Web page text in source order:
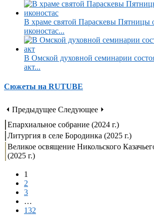
В храме святой Параскевы Пятницы
иконостас...
В Омской духовной семинарии
акт...
Сюжеты на RUTUBE
⏴ Предыдущее Следующее ⏵
Епархиальное собрание (2024 г.)
Литургия в селе Бородинка (2025 г.)
Великое освящение Никольского
(2025 г.)
1
2
3
…
132